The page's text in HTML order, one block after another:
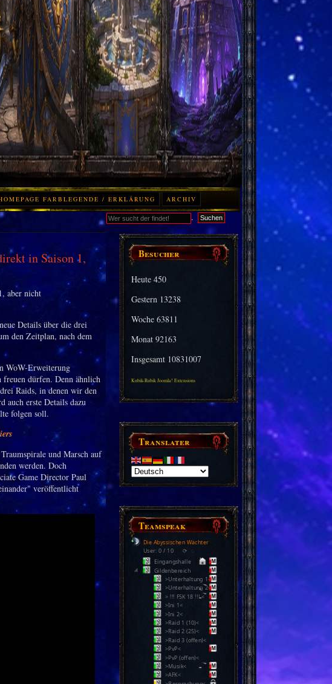
FARBLEGENDE / ERKLÄRUNG ARCHIV
. Suchen
Besucher
Heute450
Gestern 13238
Woche63811
Monat92163
Insgesamt 10831007
Kubik-Rubik Joomla! Extensions
Translater
Teamspeak
Die Abyssischen Wächter
User: 0 / 10 ⟳
Eingangshalle
Gildenbereich
>Unterhaltung 1<
>Unterhaltung 2<
> !!! FSK 18 !!! <
>Ini 1<
>Ini 2<
>Raid 1 (10)<
>Raid 2 (25)<
>Raid 3 (offen)<
>PvP<
>PvP (offen)<
>Musik<
>AFK<
in Saison 1,
Details über die drei
den Zeitplan, nach dem
WoW-Erweiterung
dürfen. Denn ähnlich
Raids, in denen wir den
auch erste Details dazu
folgen soll.
und Marsch auf
werden. Doch
Game Director Paul
veröffentlicht